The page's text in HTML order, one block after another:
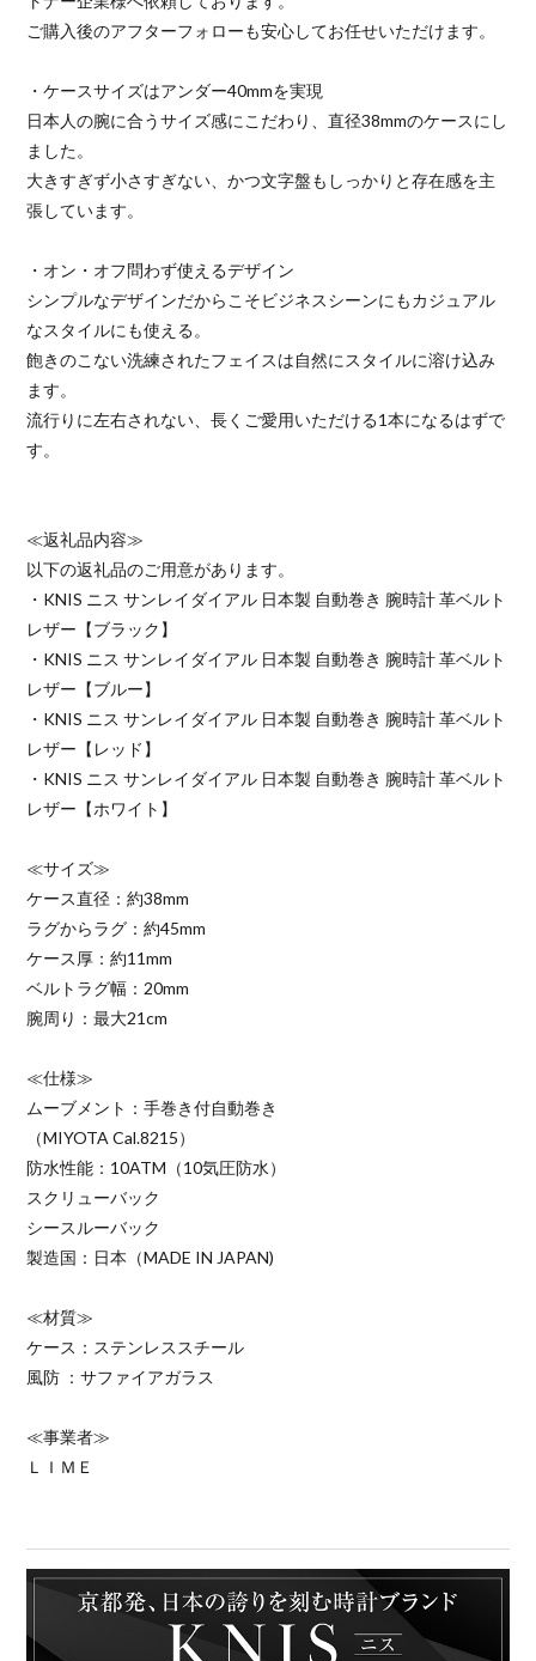
ご購入後のアフターフォローも安心してお任せいただけます。
・ケースサイズはアンダー40mmを実現
日本人の腕に合うサイズ感にこだわり、直径38mmのケースにし
ました。
大きすぎず小さすぎない、かつ文字盤もしっかりと存在感を主
張しています。
・オン・オフ問わず使えるデザイン
シンプルなデザインだからこそビジネスシーンにもカジュアル
なスタイルにも使える。
飽きのこない洗練されたフェイスは自然にスタイルに溶け込み
ます。
流行りに左右されない、長くご愛用いただける1本になるはずで
す。
≪返礼品内容≫
以下の返礼品のご用意があります。
・KNIS ニス サンレイダイアル 日本製 自動巻き 腕時計 革ベルト
レザー【ブラック】
・KNIS ニス サンレイダイアル 日本製 自動巻き 腕時計 革ベルト
レザー【ブルー】
・KNIS ニス サンレイダイアル 日本製 自動巻き 腕時計 革ベルト
レザー【レッド】
・KNIS ニス サンレイダイアル 日本製 自動巻き 腕時計 革ベルト
レザー【ホワイト】
≪サイズ≫
ケース直径：約38mm
ラグからラグ：約45mm
ケース厚：約11mm
ベルトラグ幅：20mm
腕周り：最大21cm
≪仕様≫
ムーブメント：手巻き付自動巻き
（MIYOTA Cal.8215）
防水性能：10ATM（10気圧防水）
スクリューバック
シースルーバック
製造国：日本（MADE IN JAPAN)
≪材質≫
ケース：ステンレススチール
風防 ：サファイアガラス
≪事業者≫
ＬＩＭＥ